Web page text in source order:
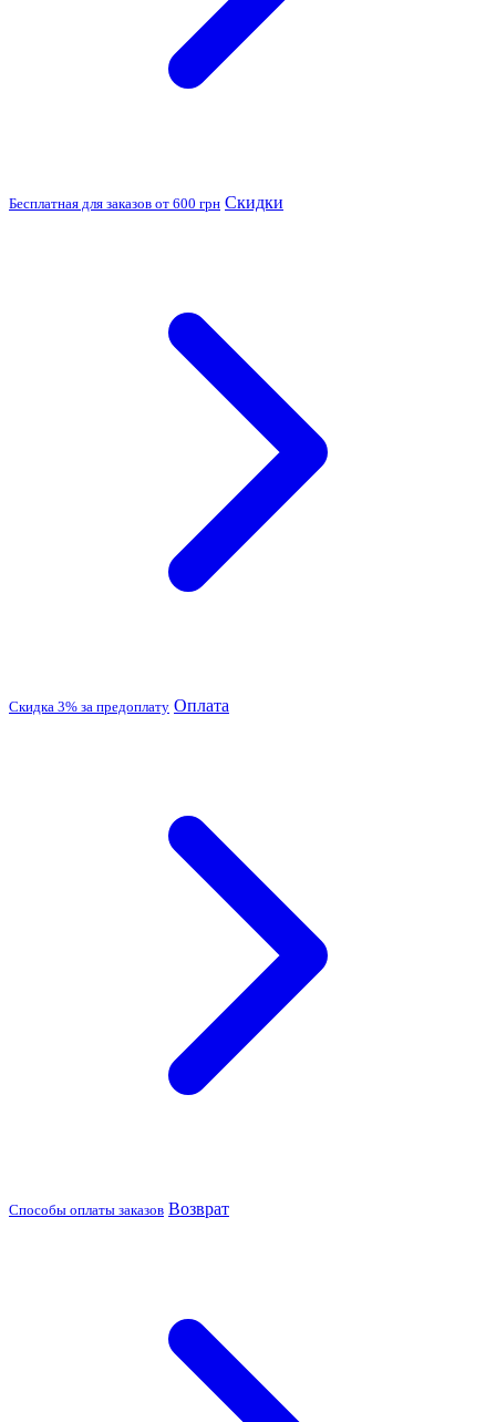
Бесплатная для заказов от 600 грн Скидки
Скидка 3% за предоплату Оплата
Способы оплаты заказов Возврат